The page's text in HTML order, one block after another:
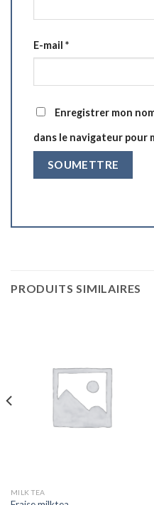
E-mail *
Enregistrer mon
dans le navigateur pour
PRODUITS SIMILAIRES
MILK TEA